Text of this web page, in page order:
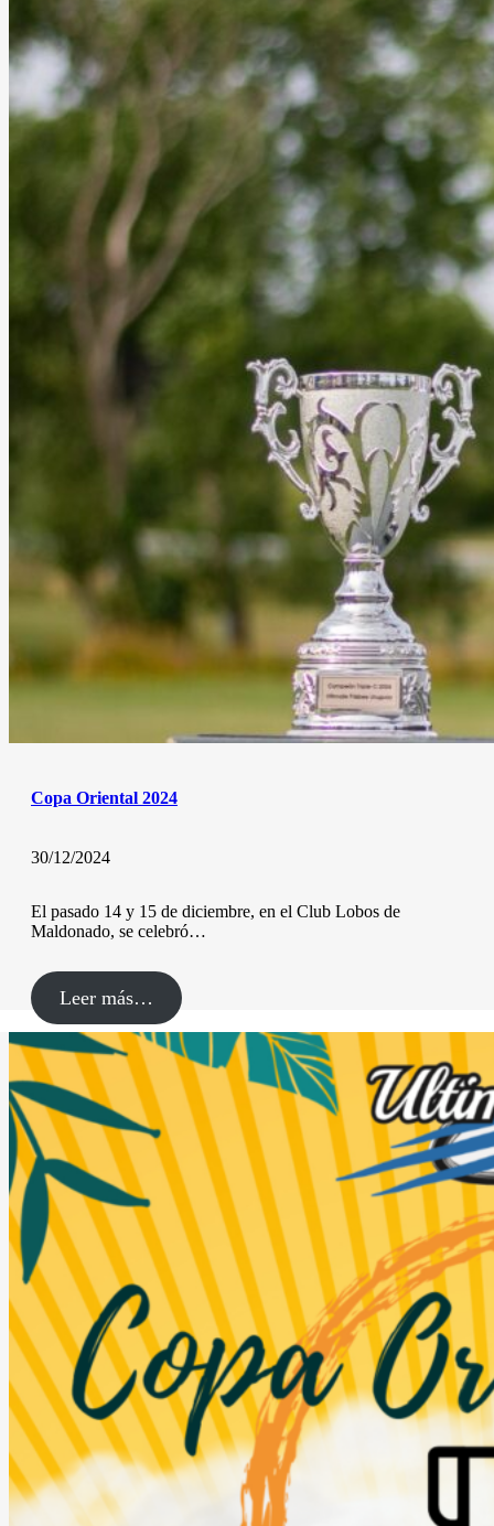
Copa Oriental 2024
30/12/2024
El pasado 14 y 15 de diciembre, en el Club Lobos de
Maldonado, se celebró…
Leer más…